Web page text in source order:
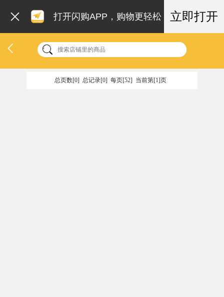
打开闪购APP，购物更轻松 立即打开
总页数[0] 总记录[0] 每页[52] 当前第[1]页